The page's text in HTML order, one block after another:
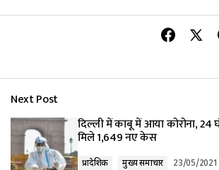
Next Post
दिल्ली में काबू में आया कोरोना, 24
मिले 1,649 नए केस
प्रादेशिक मुख्य समाचार 23/05/2021